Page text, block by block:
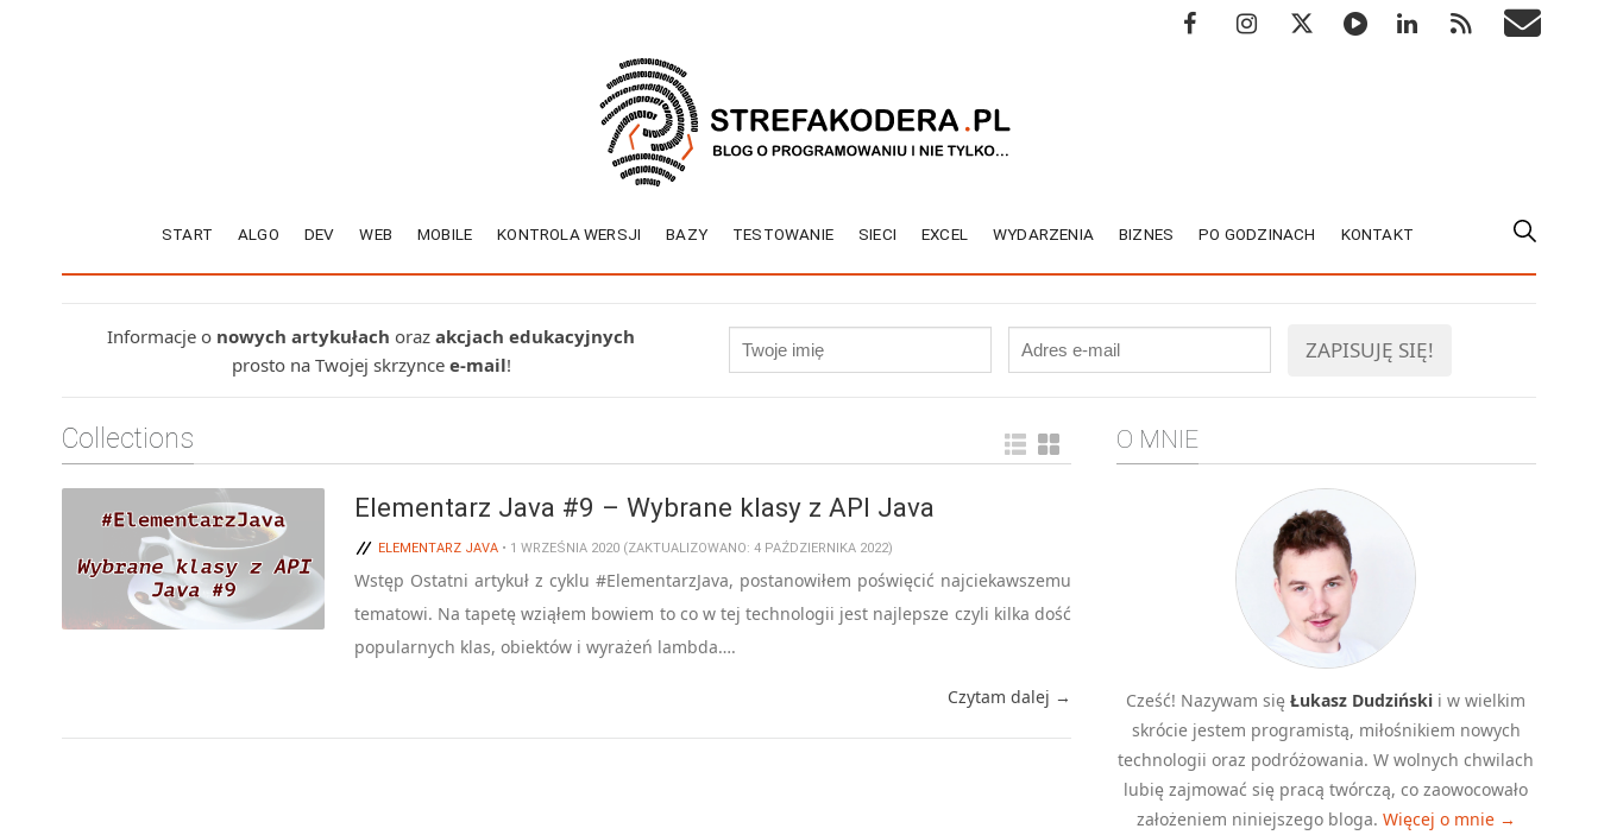
START ALGO DEV WEB MOBILE KONTROLA WERSJI BAZY TESTOWANIE SIECI EXCEL WYDARZENIA BIZNES PO GODZINACH KONTAKT
Informacje o nowych artykułach oraz akcjach edukacyjnych
prosto na Twojej skrzynce e-mail!
Collections
Elementarz Java #9 – Wybrane klasy z API Java
ELEMENTARZ JAVA• 1 WRZEŚNIA 2020 (ZAKTUALIZOWANO: 4 PAŹDZIERNIKA 2022)
Wstęp Ostatni artykuł z cyklu #ElementarzJava, postanowiłem poświęcić najciekawszemu
tematowi. Na tapetę wziąłem bowiem to co w tej technologii jest najlepsze czyli kilka dość
popularnych klas, obiektów i wyrażeń lambda….
Czytam dalej →
O MNIE
Cześć! Nazywam sięŁukasz Dudziński i w wielkim
skrócie jestem programistą, miłośnikiem nowych
technologii oraz podróżowania. W wolnych chwilach
lubię zajmować się pracą twórczą, co zaowocowało
założeniem niniejszego bloga. Więcej o mnie →